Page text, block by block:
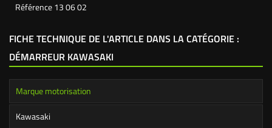
Référence13 06 02
FICHE TECHNIQUE DE L'ARTICLE DANS LA CATÉGORIE :
DÉMARREUR KAWASAKI
Marque motorisation
Kawasaki